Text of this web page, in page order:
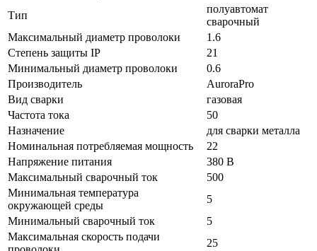
Тип
полуавтомат
сварочный
Максимальный диаметр проволоки
1.6
Степень защиты IP
21
Минимальный диаметр проволоки
0.6
Производитель
AuroraPro
Вид сварки
газовая
Частота тока
50
Назначение
для сварки металла
Номинальная потребляемая мощность
22
Напряжение питания
380 В
Максимальный сварочный ток
500
Минимальная температура
окружающей среды
5
Минимальный сварочный ток
5
Максимальная скорость подачи
25